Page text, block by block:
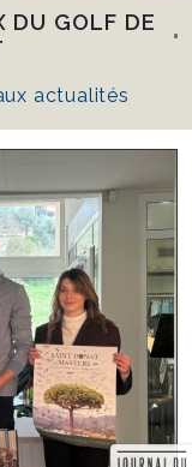
DU GOLF DE
actualités